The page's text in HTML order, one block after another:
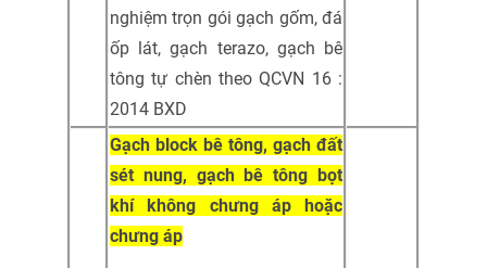
nghiệm trọn gói gạch gốm, đá
ốp lát, gạch terazo, gạch bê
tông tự chèn theo QCVN 16 :
2014 BXD
Gạch block bê tông, gạch đất
sét nung, gạch bê tông bọt
khí không chưng áp hoặc
chưng áp